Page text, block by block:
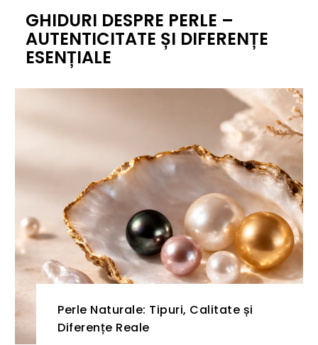
GHIDURI DESPRE PERLE –
AUTENTICITATE ȘI DIFERENȚE
ESENȚIALE
Perle Naturale: Tipuri, Calitate și
Diferențe Reale